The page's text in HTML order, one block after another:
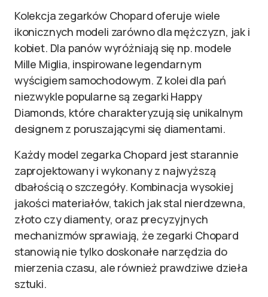
Kolekcja zegarków Chopard oferuje wiele
ikonicznych modeli zarówno dla mężczyzn, jak i
kobiet. Dla panów wyróżniają się np. modele
Mille Miglia, inspirowane legendarnym
wyścigiem samochodowym. Z kolei dla pań
niezwykle popularne są zegarki Happy
Diamonds, które charakteryzują się unikalnym
designem z poruszającymi się diamentami.
Każdy model zegarka Chopard jest starannie
zaprojektowany i wykonany z najwyższą
dbałością o szczegóły. Kombinacja wysokiej
jakości materiałów, takich jak stal nierdzewna,
złoto czy diamenty, oraz precyzyjnych
mechanizmów sprawiają, że zegarki Chopard
stanowią nie tylko doskonałe narzędzia do
mierzenia czasu, ale również prawdziwe dzieła
sztuki.